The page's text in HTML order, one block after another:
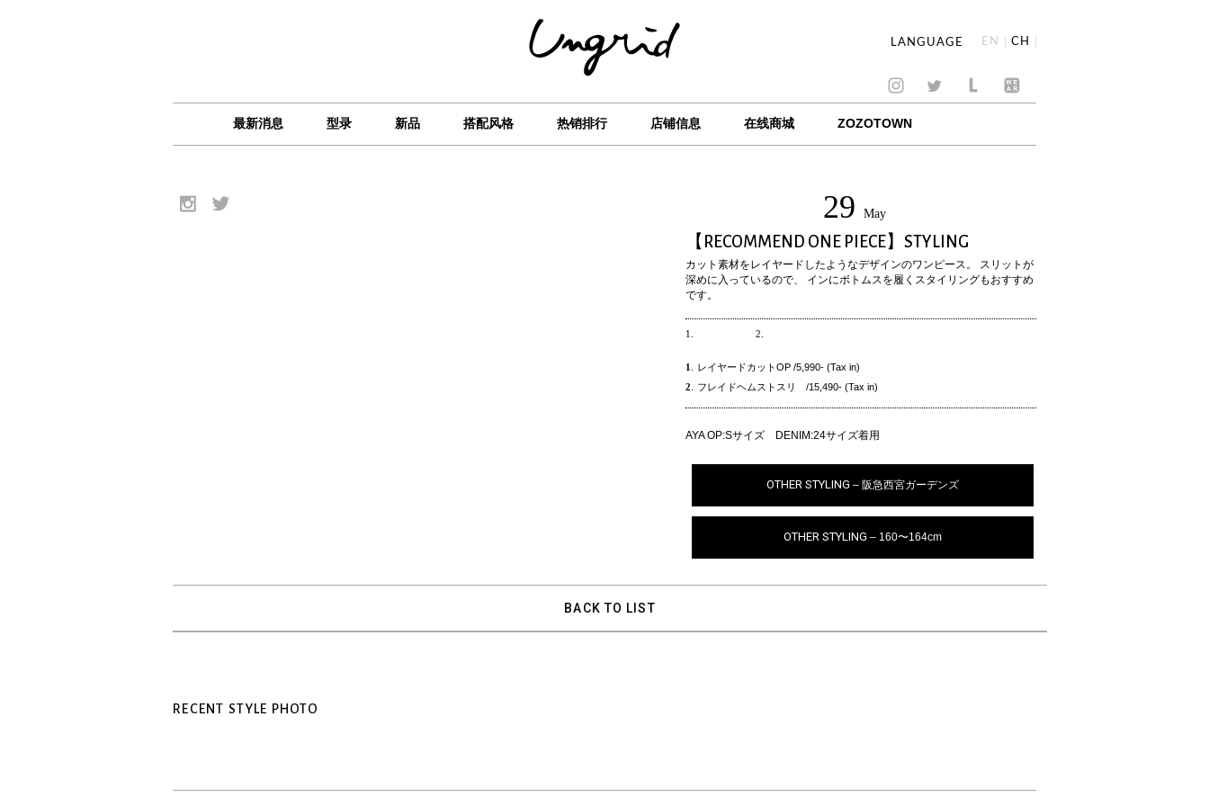
LANGUAGE EN CH
最新消息 型录 新品 搭配风格 热销排行 店铺信息 在线商城 ZOZOTOWN
29May
【RECOMMEND ONE PIECE】STYLING
カット素材をレイヤードしたようなデザインのワンピース。 スリットが
深めに入っているので、 インにボトムスを履くスタイリングもおすすめ
です。
1. 2.
1
レイヤードカットOP /5,990- (Tax in)
2
フレイドヘムストスリ /15,490- (Tax in)
AYA OP:Sサイズ DENIM:24サイズ着用
OTHER STYLING – 阪急西宮ガーデンズ
OTHER STYLING – 160〜164cm
BACK TO LIST
RECENT STYLE PHOTO